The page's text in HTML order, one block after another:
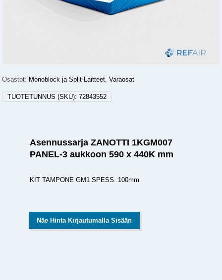
Osastot: Monoblock ja Split-Laitteet,Varaosat
TUOTETUNNUS (SKU):72843552
Asennussarja ZANOTTI 1KGM007
PANEL-3 aukkoon 590 x 440K mm
KIT TAMPONE GM1 SPESS. 100mm
Näe Hinta Kirjautumalla Sisään